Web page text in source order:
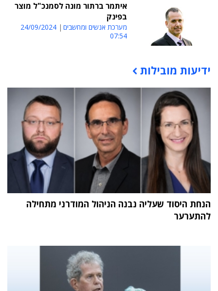
איתמר ברתור מונה לסמנכ"ל מוצר
בפינק
מערכת אנשים ומחשבים
24/09/2024
07:54
תוכן פרסומי
ידיעות מובילות
הנחת היסוד שעליה נבנה הניהול המודרני מתחילה
להתערער